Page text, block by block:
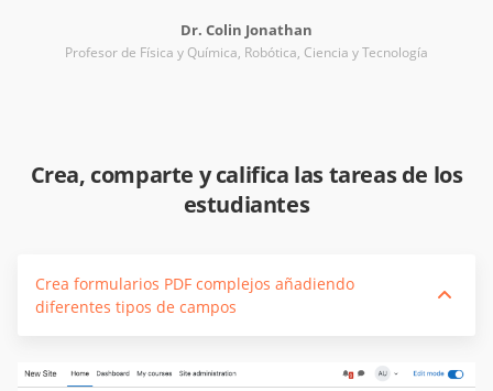
Dr. Colin Jonathan
Profesor de Física y Química, Robótica, Ciencia y Tecnología
Crea, comparte y califica las tareas de los
estudiantes
Crea formularios PDF complejos añadiendo
diferentes tipos de campos